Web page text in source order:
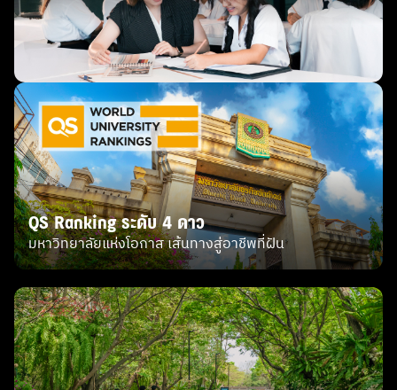
QS Ranking ระดับ 4 ดาว
มหาวิทยาลัยแห่งโอกาส เส้นทางสู่อาชีพที่ฝัน